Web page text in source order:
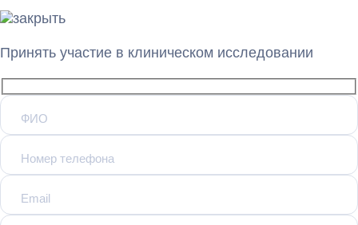
Принять участие в клиническом исследовании